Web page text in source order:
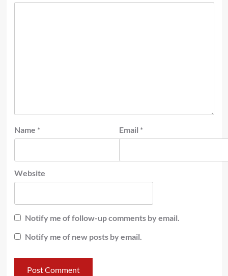
Name * Email *
Website
Notify me of follow-up comments by email.
Notify me of new posts by email.